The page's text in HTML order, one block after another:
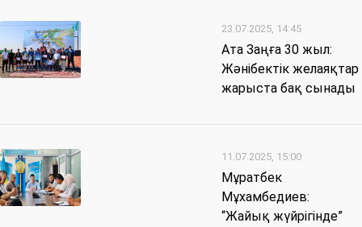
23.07.2025, 14:45
Ата Заңға 30 жыл:
Жәнібектік желаяқтар
жарыста бақ сынады
11.07.2025, 15:00
Мұратбек
Мұхамбедиев:
“Жайық жүйрігінде”